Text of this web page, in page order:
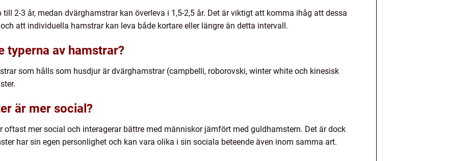
2-3 år, medan dvärghamstrar kan överleva i 1,5-2,5 år. Det är viktigt att komma ihåg att dessa
att individuella hamstrar kan leva både kortare eller längre än detta intervall.
typerna av hamstrar?
som hålls som husdjur är dvärghamstrar (campbelli, roborovski, winter white och kinesisk
är mer social?
oftast mer social och interagerar bättre med människor jämfört med guldhamstern. Det är dock
har sin egen personlighet och kan vara olika i sin sociala beteende även inom samma art.